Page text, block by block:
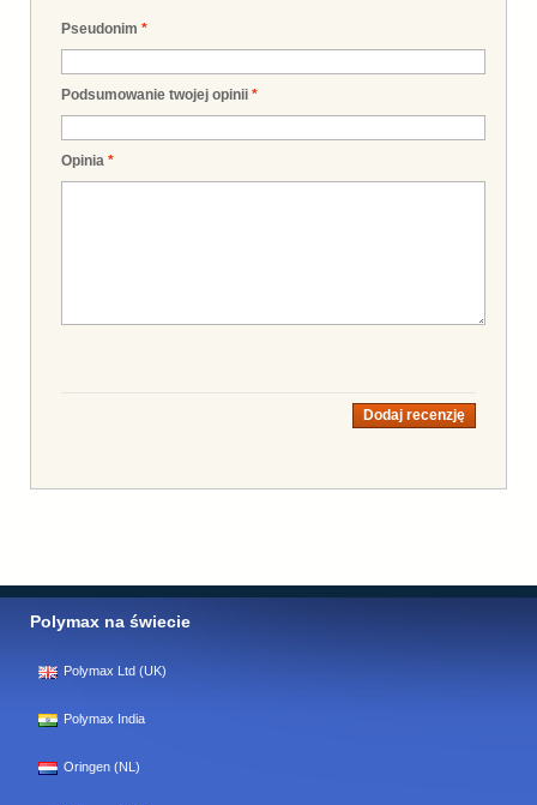
*
Pseudonim
*
Podsumowanie twojej opinii
*
Opinia
Dodaj recenzję
Polymax na świecie
Polymax Ltd (UK)
Polymax India
Oringen (NL)